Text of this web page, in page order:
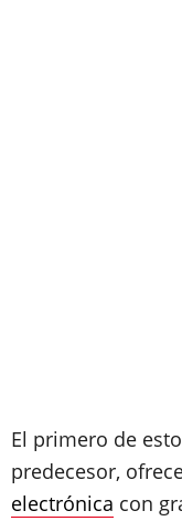
El primero de
predecesor,
electrónica con